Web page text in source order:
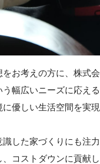
お考えの方に、株式
幅広いニーズに応え
優しい生活空間を実
した家づくりにも注
コストダウンに貢献